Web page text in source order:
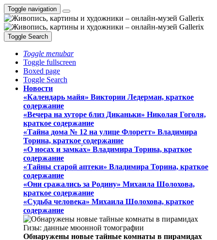
Toggle navigation
Toggle Search
Toggle menubar
Toggle fullscreen
Boxed page
Toggle Search
Новости
«Календарь майя» Виктории Ледерман, краткое
содержание
«Вечера на хуторе близ Диканьки» Николая Гоголя,
краткое содержание
«Тайна дома № 12 на улице Флоретт» Владимира
Торина, краткое содержание
«О носах и замка́х» Владимира Торина, краткое
содержание
«Тайны старой аптеки» Владимира Торина, краткое
содержание
«Они сражались за Родину» Михаила Шолохова,
краткое содержание
«Судьба человека» Михаила Шолохова, краткое
содержание
Обнаружены новые тайные комнаты в пирамидах